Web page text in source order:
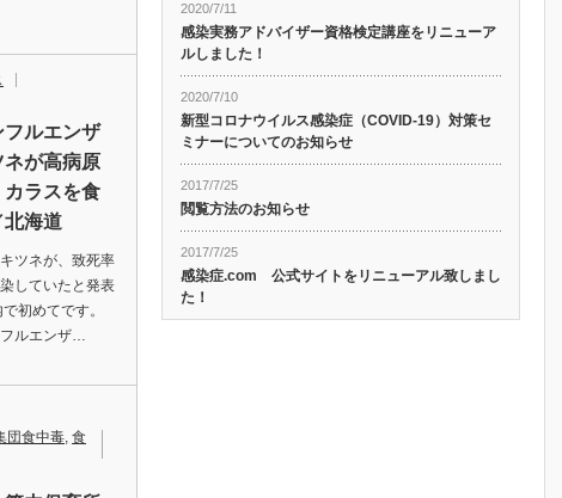
ルエンザ
が高病原
ラスを食
海道
ツネが、致死率
していたと発表
初めてです。
ルエンザ…
団食中毒, 食
2020/7/11
感染実務アドバイザー資格検定講座をリニューア
ルしました！
2020/7/10
新型コロナウイルス感染症（COVID-19）対策セ
ミナーについてのお知らせ
2017/7/25
閲覧方法のお知らせ
2017/7/25
感染症.com 公式サイトをリニューアル致しまし
た！